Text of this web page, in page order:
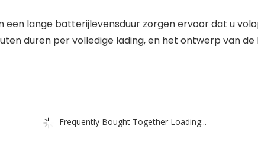
lange batterijlevensduur zorgen ervoor dat u
duren per volledige lading, en het ontwerp van
Frequently Bought Together Loading...